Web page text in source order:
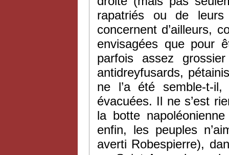
rapatriés ou de
concernent d’ailleurs,
envisagées que pour
parfois assez
antidreyfusards,
ne l’a été semble-t-
évacuées. Il ne s’est
la botte
enfin, les peuples
averti Robespierre),